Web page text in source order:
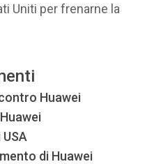
Uniti per frenarne la
Huawei
di Huawei